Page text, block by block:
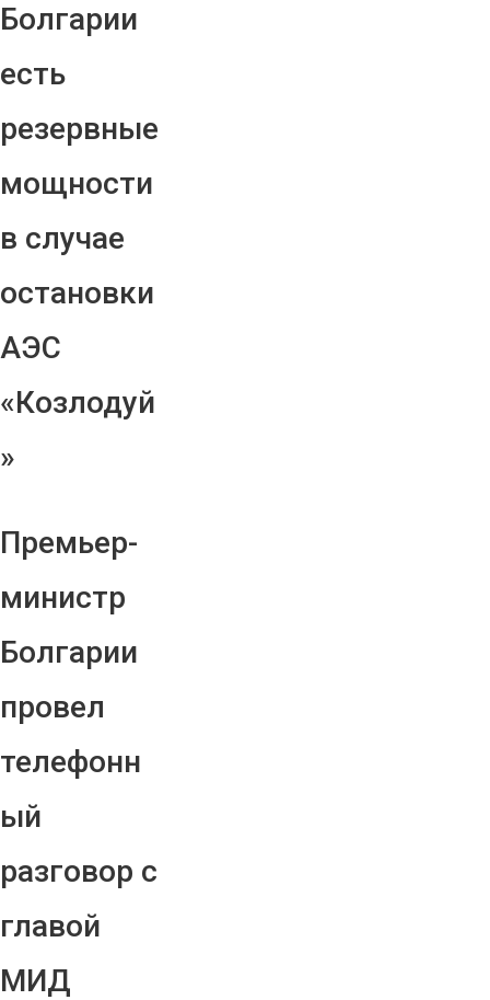
Болгарии
есть
резервные
мощности
в случае
остановки
АЭС
«Козлодуй
»
Премьер-
министр
Болгарии
провел
телефонн
ый
разговор с
главой
МИД